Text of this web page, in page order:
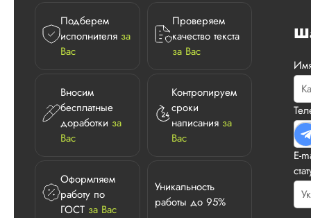
Подберем
исполнителя за
Вас
Проверяем
качество текста
за Вас
Вносим
бесплатные
доработки за
Вас
Контролируем
сроки
написания за
Вас
Оформляем
работу по
ГОСТ за Вас
Уникальность
работы до 95%
E-